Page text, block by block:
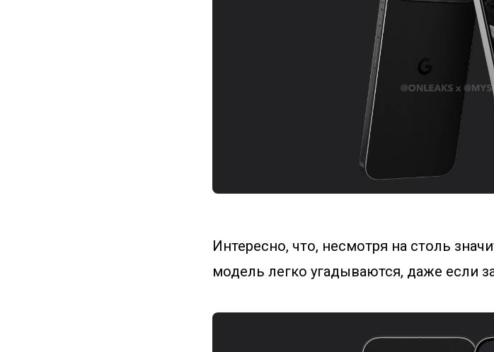
Интересно, что, несмотря на столь
модель легко угадываются, даже если